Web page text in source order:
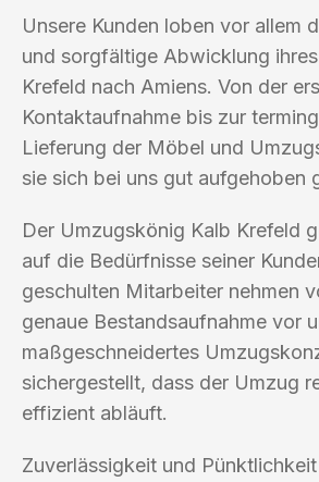
Unsere Kunden loben vor allem
und sorgfältige Abwicklung
Krefeld nach Amiens. Von der
Kontaktaufnahme bis zur
Lieferung der Möbel und
sie sich bei uns gut aufgehoben
Der Umzugskönig Kalb Krefeld
auf die Bedürfnisse seiner
geschulten Mitarbeiter nehmen
genaue Bestandsaufnahme vor
maßgeschneidertes
sichergestellt, dass der Umzug
effizient abläuft.
Zuverlässigkeit und